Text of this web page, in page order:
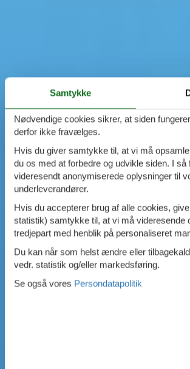
Samtykke
Nødvendige cookies sikrer, at siden
derfor ikke fravælges.
Hvis du giver samtykke til, at vi må
du os med at forbedre og udvikle siden. I så
videresendt anonymiserede oplysninger til
underleverandører.
Hvis du accepterer brug af alle cookies,
statistik) samtykke til, at vi må videresende
tredjepart med henblik på personaliseret
Du kan når som helst ændre eller
vedr. statistik og/eller markedsføring.
Se også vores Persondatapolitik